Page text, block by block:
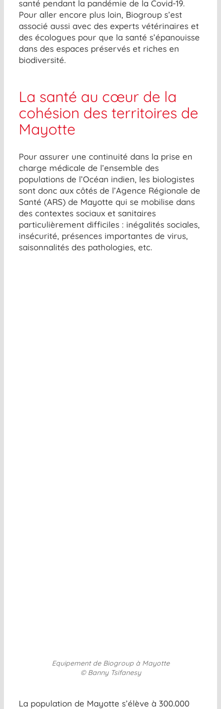
santé pendant la pandémie de la Covid-19.
Pour aller encore plus loin, Biogroup s’est
associé aussi avec des experts vétérinaires et
des écologues pour que la santé s’épanouisse
dans des espaces préservés et riches en
biodiversité.
La santé au cœur de la
cohésion des territoires de
Mayotte
Pour assurer une continuité dans la prise en
charge médicale de l’ensemble des
populations de l’Océan indien, les biologistes
sont donc aux côtés de l’Agence Régionale de
Santé (ARS) de Mayotte qui se mobilise dans
des contextes sociaux et sanitaires
particulièrement difficiles : inégalités sociales,
insécurité, présences importantes de virus,
saisonnalités des pathologies, etc.
Equipement de Biogroup à Mayotte
© Banny Tsifanesy
La population de Mayotte s’élève à 300.000